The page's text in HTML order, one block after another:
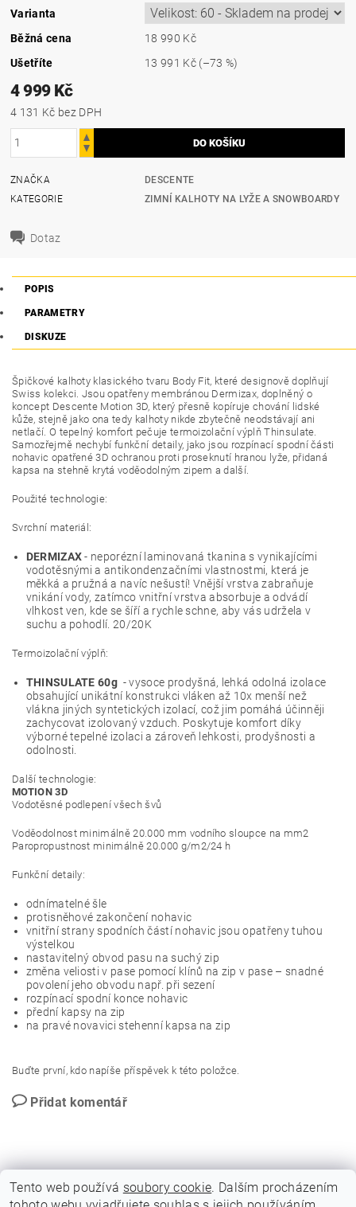
Varianta
Běžná cena
18 990 Kč
Ušetříte
13 991 Kč (–73 %)
4 999 Kč
4 131 Kč bez DPH
ZNAČKA
DESCENTE
KATEGORIE
ZIMNÍ KALHOTY NA LYŽE A SNOWBOARDY
Dotaz
POPIS
PARAMETRY
DISKUZE
Špičkové kalhoty klasického tvaru Body Fit, které designově doplňují
Swiss kolekci. Jsou opatřeny membránou Dermizax, doplněný o
koncept Descente Motion 3D, který přesně kopíruje chování lidské
kůže, stejně jako ona tedy kalhoty nikde zbytečně neodstávají ani
netlačí. O tepelný komfort pečuje termoizolační výplň Thinsulate.
Samozřejmě nechybí funkční detaily, jako jsou rozpínací spodní části
nohavic opatřené 3D ochranou proti proseknutí hranou lyže, přidaná
kapsa na stehně krytá voděodolným zipem a další.
Použité technologie:
Svrchní materiál:
DERMIZAX - neporézní laminovaná tkanina s vynikajícími
vodotěsnými a antikondenzačními vlastnostmi, která je
měkká a pružná a navíc nešustí! Vnější vrstva zabraňuje
vnikání vody, zatímco vnitřní vrstva absorbuje a odvádí
vlhkost ven, kde se šíří a rychle schne, aby vás udržela v
suchu a pohodlí. 20/20K
Termoizolační výplň:
THINSULATE 60g - vysoce prodyšná, lehká odolná izolace
obsahující unikátní konstrukci vláken až 10x menší než
vlákna jiných syntetických izolací, což jim pomáhá účinněji
zachycovat izolovaný vzduch. Poskytuje komfort díky
výborné tepelné izolaci a zároveň lehkosti, prodyšnosti a
odolnosti.
Další technologie:
MOTION 3D
Vodotěsné podlepení všech švů
Voděodolnost minimálně 20.000 mm vodního sloupce na mm2
Paropropustnost minimálně 20.000 g/m2/24 h
Funkční detaily:
odnímatelné šle
protisněhové zakončení nohavic
vnitřní strany spodních částí nohavic jsou opatřeny tuhou
výstelkou
nastavitelný obvod pasu na suchý zip
změna veliosti v pase pomocí klínů na zip v pase – snadné
povolení jeho obvodu např. při sezení
rozpínací spodní konce nohavic
přední kapsy na zip
na pravé novavici stehenní kapsa na zip
Buďte první, kdo napíše příspěvek k této položce.
Přidat komentář
Tento web používá soubory cookie. Dalším procházením